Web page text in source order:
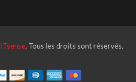
ITsense. Tous les droits sont réservés.